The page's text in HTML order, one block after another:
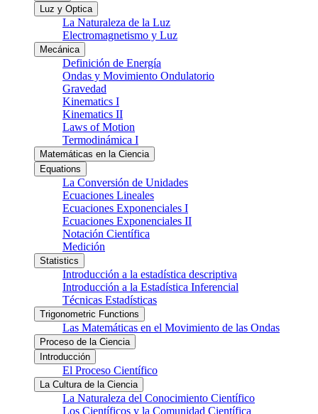
Luz y Optica
La Naturaleza de la Luz
Electromagnetismo y Luz
Mecánica
Definición de Energía
Ondas y Movimiento Ondulatorio
Gravedad
Kinematics I
Kinematics II
Laws of Motion
Termodinámica I
Matemáticas en la Ciencia
Equations
La Conversión de Unidades
Ecuaciones Lineales
Ecuaciones Exponenciales I
Ecuaciones Exponenciales II
Notación Científica
Medición
Statistics
Introducción a la estadística descriptiva
Introducción a la Estadística Inferencial
Técnicas Estadísticas
Trigonometric Functions
Las Matemáticas en el Movimiento de las Ondas
Proceso de la Ciencia
Introducción
El Proceso Científico
La Cultura de la Ciencia
La Naturaleza del Conocimiento Científico
Los Científicos y la Comunidad Científica